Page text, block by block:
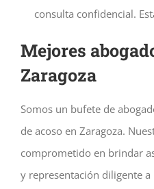
consulta confidencial.
Mejores
Zaragoza
Somos un bufete de
de acoso en Zaragoza.
comprometido en brindar
y representación diligente